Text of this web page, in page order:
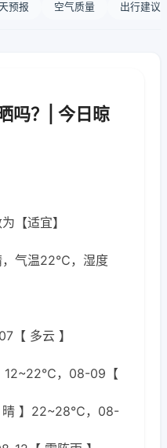
预报 空气质量 出行建议
吗？| 今日晾
【适宜】
，气温22℃，湿度
【 多云 】
12~22℃，08-09【
晴 】22~28℃，08-